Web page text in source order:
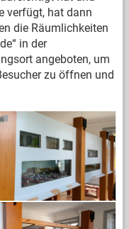
verfügt, hat dann
die Räumlichkeiten
in der
angeboten, um
zu öffnen und